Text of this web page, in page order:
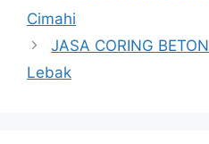
Cimahi
JASA CORING
Lebak